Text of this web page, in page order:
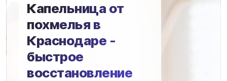
Капельница от
похмелья в
Краснодаре -
быстрое
восстановление